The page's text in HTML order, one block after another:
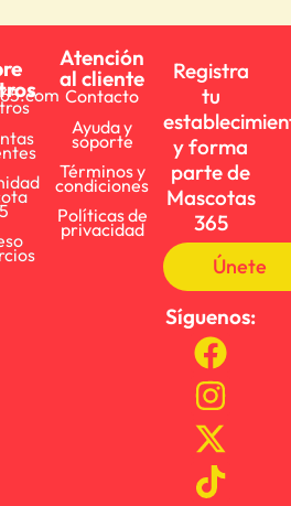
Atención
al cliente
Contacto
Ayuda y
soporte
Términos y
condiciones
Políticas de
privacidad
Registra
tu
y forma
parte de
Mascotas
365
Únete
Síguenos: